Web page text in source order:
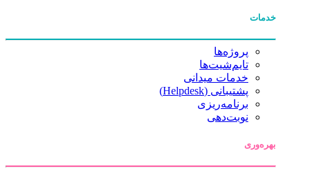
خدمات
پروژه‌ها
تایم‌شیت‌ها
خدمات میدانی
پشتیبانی (Helpdesk)
برنامه‌ریزی
نوبت‌دهی
بهره‌وری